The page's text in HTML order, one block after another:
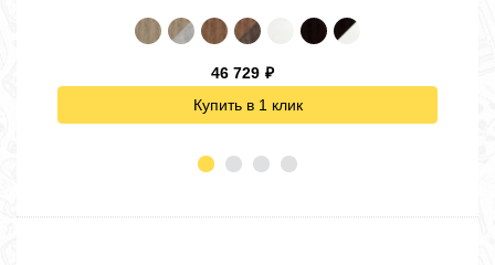
46 729 ₽
Купить в 1 клик